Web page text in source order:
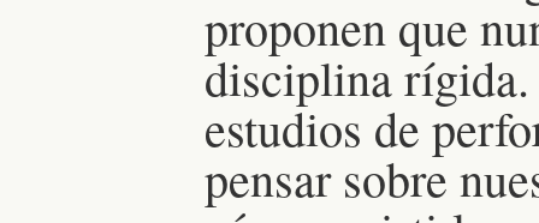
proponen que
disciplina rígida.
estudios de
pensar sobre